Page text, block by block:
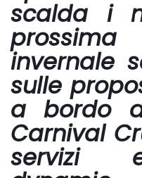
scalda i
invernale
sulle
a bordo
Carnival
servizi